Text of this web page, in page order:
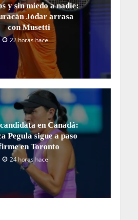
y sin miedo a nadie:
Jódar arrasa
con Musetti
22 horas hace
en Canadá:
Pegula sigue a paso
en Toronto
24 horas hace